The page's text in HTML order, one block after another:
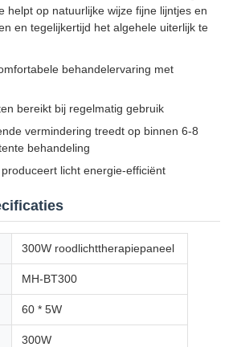
helpt op natuurlijke wijze fijne lijntjes en
en tegelijkertijd het algehele uiterlijk te
behandelervaring met
bereikt bij regelmatig gebruik
vermindering treedt op binnen 6-8
behandeling
licht energie-efficiënt
300W roodlichttherapiepaneel
MH-BT300
60 * 5W
300W